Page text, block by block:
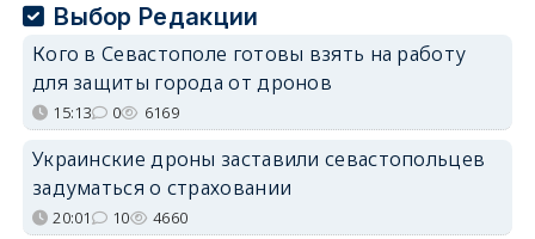
Выбор Редакции
Кого в Севастополе готовы взять на работу
для защиты города от дронов
15:13 0 6169
Украинские дроны заставили севастопольцев
задуматься о страховании
20:01 10 4660